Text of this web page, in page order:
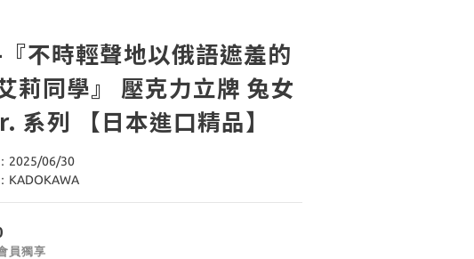
不時輕聲地以俄語遮羞的
莉同學』 壓克力立牌 兔女
系列 【日本進口精品】
2025/06/30
KADOKAWA
員獨享